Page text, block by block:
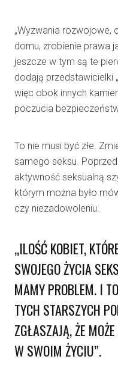
„Wyzwania rozwojowe,
domu, zrobienie prawa
jeszcze w tym są te
dodają przedstawicielki
więc obok innych
poczucia
To nie musi być złe.
samego seksu.
aktywność seksualną
którym można było
czy niezadowoleniu.
„ILOŚĆ KOBIET,
SWOJEGO ŻYCIA
MAMY PROBLEM. I
TYCH STARSZYCH
ZGŁASZAJĄ, ŻE MOŻE
W SWOIM ŻYCIU”.